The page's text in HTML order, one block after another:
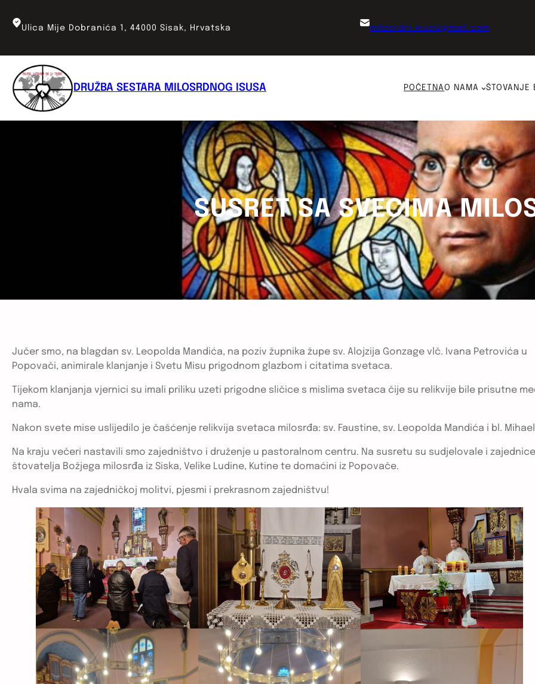
Ulica Mije Dobranića 1, 44000 Sisak, Hrvatska milosrdni.isus@gmail.com
DRUŽBA SESTARA MILOSRDNOG ISUSA POČETNAO NAMA ŠTOVANJE
SUSRET SA SVECIMA
Jučer smo, na blagdan sv. Leopolda Mandića, na poziv župnika župe sv. Alojzija Gonzage vlč. Ivana Petrovića u
Popovači, animirale klanjanje i Svetu Misu prigodnom glazbom i citatima svetaca.
Tijekom klanjanja vjernici su imali priliku uzeti prigodne sličice s mislima svetaca čije su relikvije bile prisutne
nama.
Nakon svete mise uslijedilo je čašćenje relikvija svetaca milosrđa: sv. Faustine, sv. Leopolda Mandića i bl.
Na kraju večeri nastavili smo zajedništvo i druženje u pastoralnom centru. Na susretu su sudjelovale i zajednice
štovatelja Božjega milosrđa iz Siska, Velike Ludine, Kutine te domaćini iz Popovače.
Hvala svima na zajedničkoj molitvi, pjesmi i prekrasnom zajedništvu!